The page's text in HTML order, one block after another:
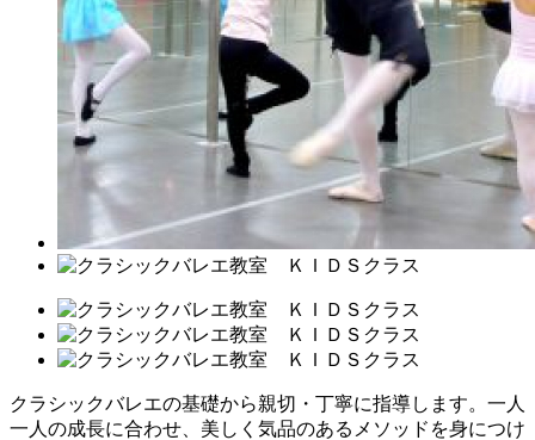
クラシックバレエの基礎から親切・丁寧に指導します。一人
一人の成長に合わせ、美しく気品のあるメソッドを身につけ